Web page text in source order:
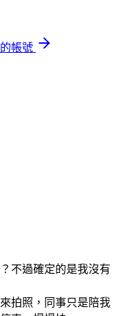
帳號
不過確定的是我沒有
拍照，同事只是陪我